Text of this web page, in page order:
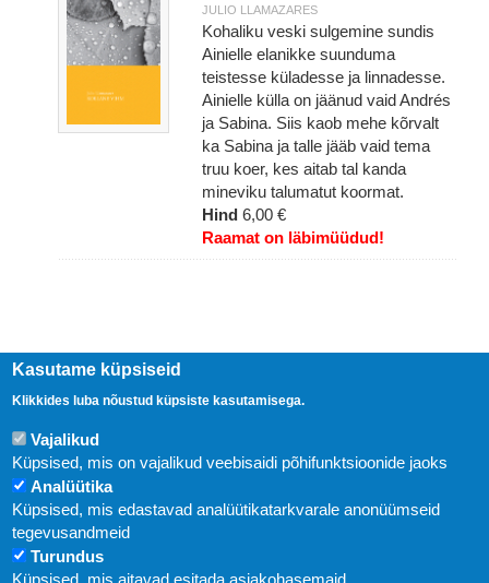
JULIO LLAMAZARES
Kohaliku veski sulgemine sundis
Ainielle elanikke suunduma
teistesse küladesse ja linnadesse.
Ainielle külla on jäänud vaid Andrés
ja Sabina. Siis kaob mehe kõrvalt
ka Sabina ja talle jääb vaid tema
truu koer, kes aitab tal kanda
mineviku talumatut koormat.
Hind 6,00 €
Raamat on läbimüüdud!
Uudised
Kasutame küpsiseid
Klikkides luba nõustud küpsiste kasutamisega.
Vajalikud
Küpsised, mis on vajalikud veebisaidi põhifunktsioonide jaoks
Analüütika
Küpsised, mis edastavad analüütikatarkvarale anonüümseid
tegevusandmeid
Turundus
Küpsised, mis aitavad esitada asjakohasemaid